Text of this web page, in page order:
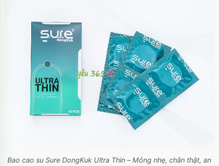
Bao cao suSure DongKuk Ultra Thin – Mỏng nhẹ, chân thật, an